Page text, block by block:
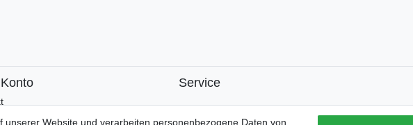
Service
Website und verarbeiten personenbezogene Daten von